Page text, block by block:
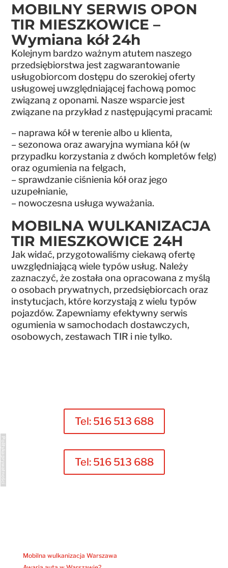
MOBILNY SERWIS OPON
TIR MIESZKOWICE –
Wymiana kół 24h
Kolejnym bardzo ważnym atutem naszego
przedsiębiorstwa jest zagwarantowanie
usługobiorcom dostępu do szerokiej oferty
usługowej uwzględniającej fachową pomoc
związaną z oponami. Nasze wsparcie jest
związane na przykład z następującymi pracami:
– naprawa kół w terenie albo u klienta,
– sezonowa oraz awaryjna wymiana kół (w
przypadku korzystania z dwóch kompletów felg)
oraz ogumienia na felgach,
– sprawdzanie ciśnienia kół oraz jego
uzupełnianie,
– nowoczesna usługa wyważania.
MOBILNA WULKANIZACJA
TIR MIESZKOWICE 24H
Jak widać, przygotowaliśmy ciekawą ofertę
uwzględniającą wiele typów usług. Należy
zaznaczyć, że została ona opracowana z myślą
o osobach prywatnych, przedsiębiorcach oraz
instytucjach, które korzystają z wielu typów
pojazdów. Zapewniamy efektywny serwis
ogumienia w samochodach dostawczych,
osobowych, zestawach TIR i nie tylko.
Tel: 516 513 688
Tel: 516 513 688
Mobilna wulkanizacja Warszawa
Polityka prywatności